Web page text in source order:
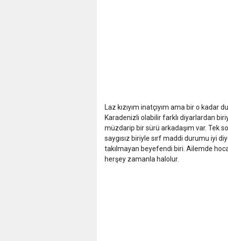
Laz kızıyım inatçıyım ama bir o
Karadenizli olabilir farklı diyarlardan
müzdarip bir sürü arkadaşım var. Tek
saygısız biriyle sırf maddi durumu iyi
takılmayan beyefendi biri. Ailemde
herşey zamanla halolur.